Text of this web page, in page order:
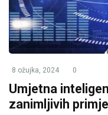
8 ožujka, 2024 0
Umjetna
zanimljivih